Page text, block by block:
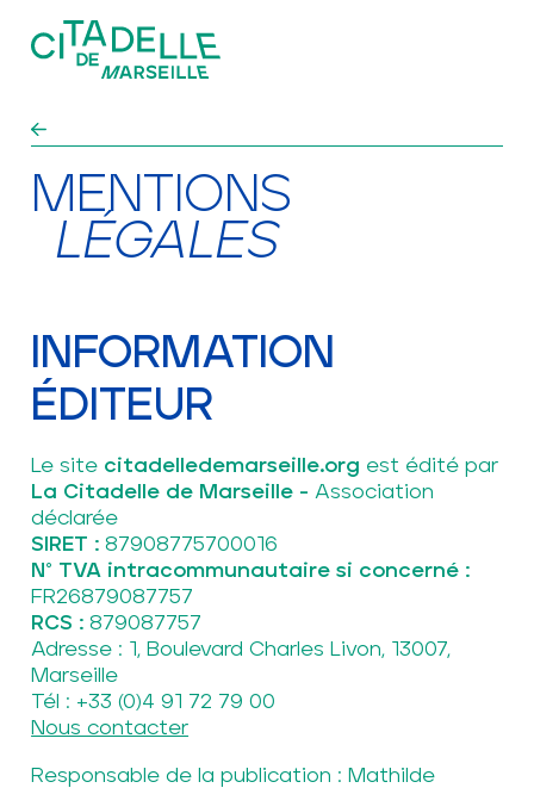
MENTIONS
LÉGALES
INFORMATION
ÉDITEUR
Le site citadelledemarseille.org est édité par
La Citadelle de Marseille -Association
déclarée
SIRET :87908775700016
N° TVA intracommunautaire si concerné :
FR26879087757
RCS :879087757
Adresse : 1, Boulevard Charles Livon, 13007,
Marseille
Tél : +33 (0)4 91 72 79 00
Nous contacter
Responsable de la publication : Mathilde
EXPLORER ET VISITER
LE FORT ET SES
PATRIMOINES
ACTUALITÉS
LOCATION D’ESPACES
GROUPES ET SCOLAIRES